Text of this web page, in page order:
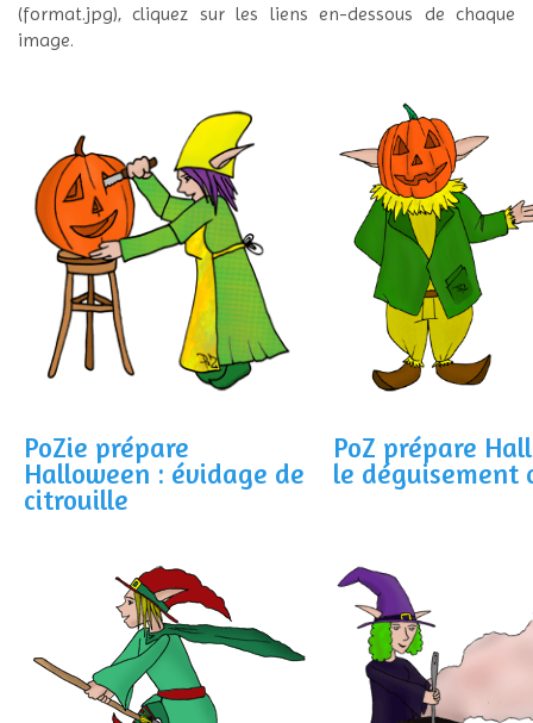
(format.jpg), cliquez sur les liens en-dessous de chaque
image.
PoZie prépare
Halloween : évidage de
citrouille
PoZ prépare
le déguisement